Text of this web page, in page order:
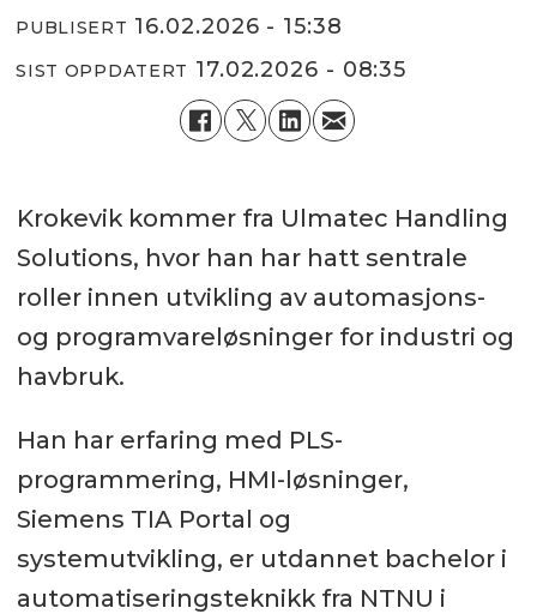
PUBLISERT 16.02.2026 - 15:38
SIST OPPDATERT 17.02.2026 - 08:35
Krokevik kommer fra Ulmatec Handling
Solutions, hvor han har hatt sentrale
roller innen utvikling av automasjons-
og programvareløsninger for industri og
havbruk.
Han har erfaring med PLS-
programmering, HMI-løsninger,
Siemens TIA Portal og
systemutvikling, er utdannet bachelor i
automatiseringsteknikk fra NTNU i